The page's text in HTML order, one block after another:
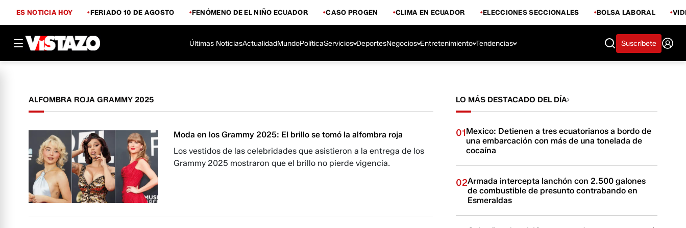
ES NOTICIA HOY FERIADO 10 DE AGOSTO FENÓMENO DE EL NIÑO ECUADOR CASO PROGEN CLIMA EN ECUADOR ELECCIONES SECCIONALES BOLSA LABORAL
Últimas NoticiasActualidadMundoPolíticaServicios DeportesNegocios Entretenimiento Tendencias Suscríbete
ALFOMBRA ROJA GRAMMY 2025
Moda en los Grammy 2025: El brillo se tomó la alfombra roja
Los vestidos de las celebridades que asistieron a la entrega de los
Grammy 2025 mostraron que el brillo no pierde vigencia.
LO MÁS DESTACADO DEL DÍA
01Mexico: Detienen a tres ecuatorianos a bordo de
una embarcación con más de una tonelada de
cocaína
02Armada intercepta lanchón con 2.500 galones
de combustible de presunto contrabando en
Esmeraldas